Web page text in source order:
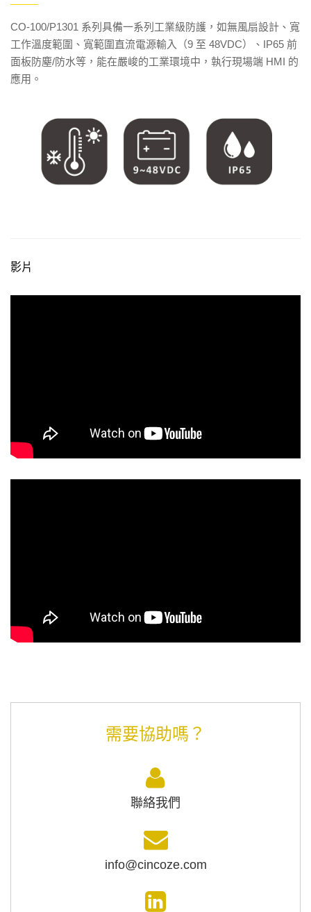
CO-100/P1301 系列具備一系列工業級防護，如無風扇設計、寬
工作溫度範圍、寬範圍直流電源輸入（9 至 48VDC）、IP65 前
面板防塵/防水等，能在嚴峻的工業環境中，執行現場端 HMI 的
應用。
影片
需要協助嗎？
聯絡我們
info@cincoze.com